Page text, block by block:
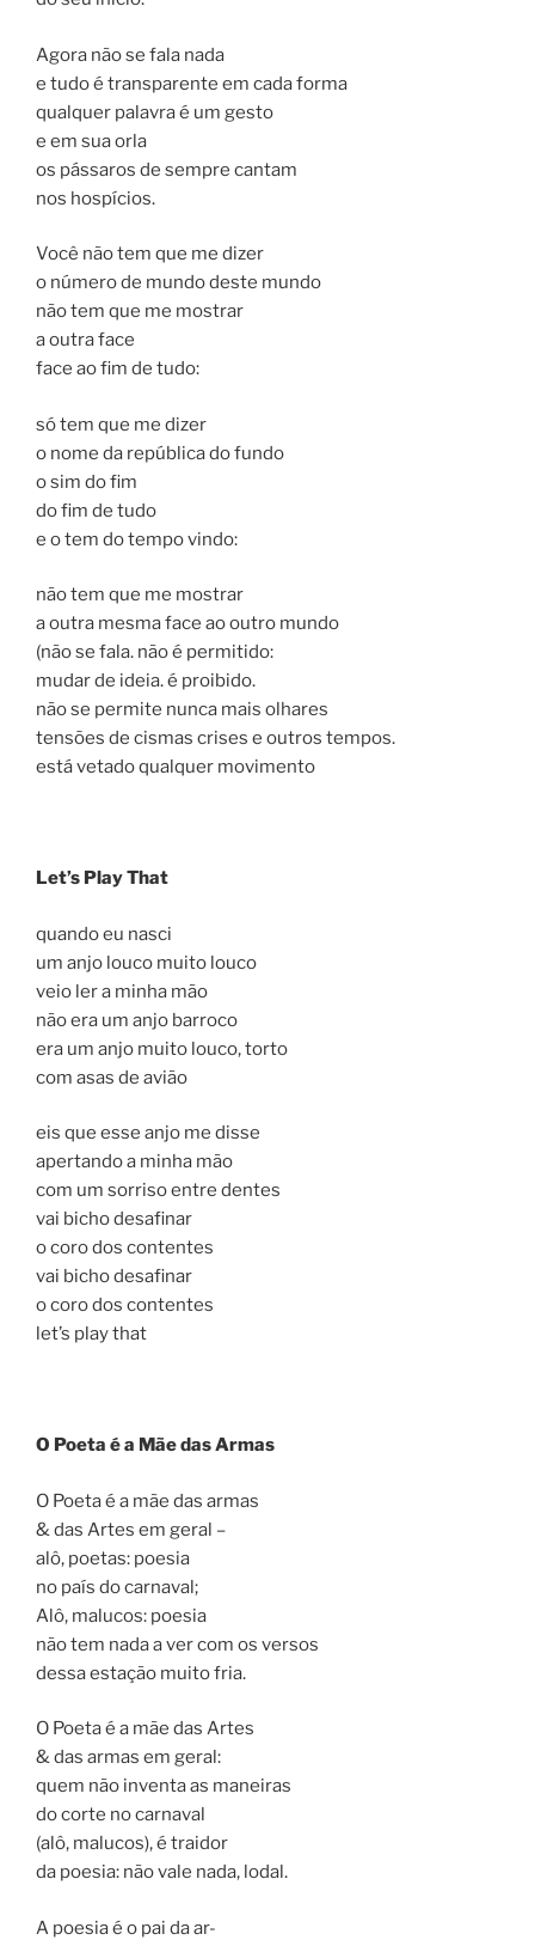
Agora não se fala nada
e tudo é transparente em cada forma
qualquer palavra é um gesto
e em sua orla
os pássaros de sempre cantam
nos hospícios.
Você não tem que me dizer
o número de mundo deste mundo
não tem que me mostrar
a outra face
face ao fim de tudo:
só tem que me dizer
o nome da república do fundo
o sim do fim
do fim de tudo
e o tem do tempo vindo:
não tem que me mostrar
a outra mesma face ao outro mundo
(não se fala. não é permitido:
mudar de ideia. é proibido.
não se permite nunca mais olhares
tensões de cismas crises e outros tempos.
está vetado qualquer movimento
Let’s Play That
quando eu nasci
um anjo louco muito louco
veio ler a minha mão
não era um anjo barroco
era um anjo muito louco, torto
com asas de avião
eis que esse anjo me disse
apertando a minha mão
com um sorriso entre dentes
vai bicho desafinar
o coro dos contentes
vai bicho desafinar
o coro dos contentes
let’s play that
O Poeta é a Mãe das Armas
O Poeta é a mãe das armas
& das Artes em geral –
alô, poetas: poesia
no país do carnaval;
Alô, malucos: poesia
não tem nada a ver com os versos
dessa estação muito fria.
O Poeta é a mãe das Artes
& das armas em geral:
quem não inventa as maneiras
do corte no carnaval
(alô, malucos), é traidor
da poesia: não vale nada, lodal.
A poesia é o pai da ar-